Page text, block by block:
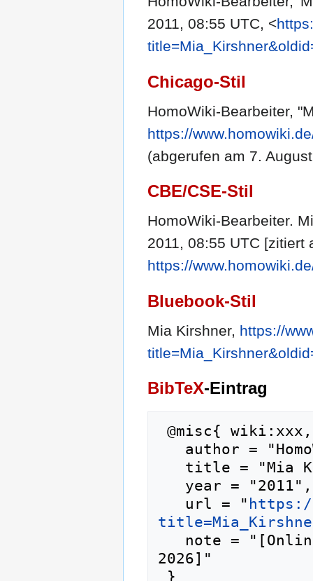
2011, 08:55 UTC, <
Chicago-Stil
HomoWiki-Bearbeiter,
https://
(abgerufen am 7.
CBE/CSE-Stil
HomoWiki-Bearbeiter.
2011, 08:55 UTC [zitiert
https://
Bluebook-Stil
Mia Kirshner, https://
BibTeX-Eintrag
   url = "
https://
2026]"